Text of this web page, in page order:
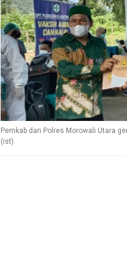
Pemkab dan Polres Morowali Utara
(ist)